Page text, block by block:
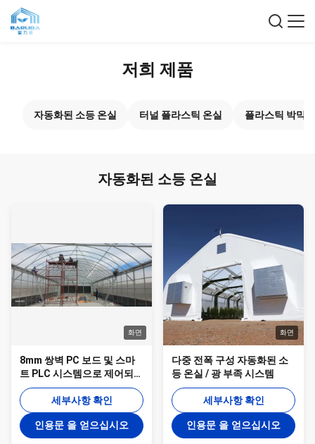
저희 제품
자동화된 소등 온실 터널 플라스틱 온실 플라스틱 박막
자동화된 소등 온실
화면
8mm 쌍벽 PC 보드 및 스마
트 PLC 시스템으로 제어되는
핫 디프 가얼바니제철 프레
임으로 자동화 된 빛 부족 온
실
세부사항 확인
인용문 을 얻으십시오
화면
다중 전폭 구성 자동화된 소
등 온실 / 광 부족 시스템
세부사항 확인
인용문 을 얻으십시오